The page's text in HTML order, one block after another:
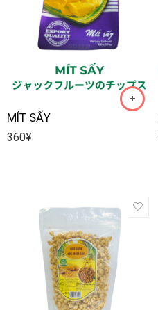
MÍT SẤY
360¥